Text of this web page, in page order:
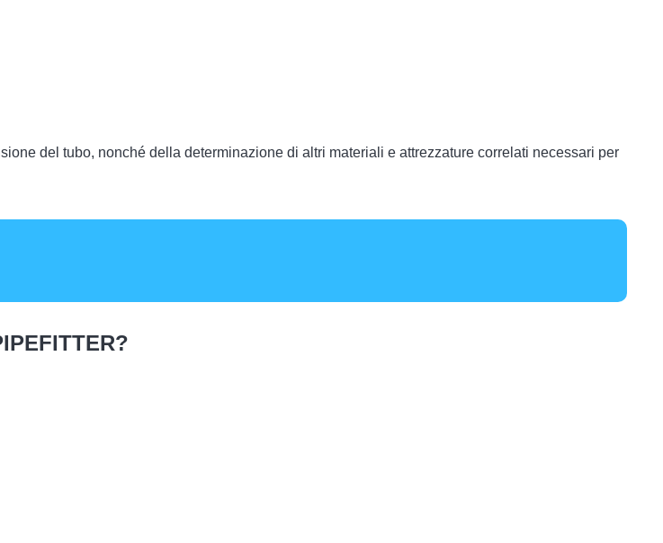
del tubo, nonché della determinazione di altri materiali e attrezzature correlati necessari per